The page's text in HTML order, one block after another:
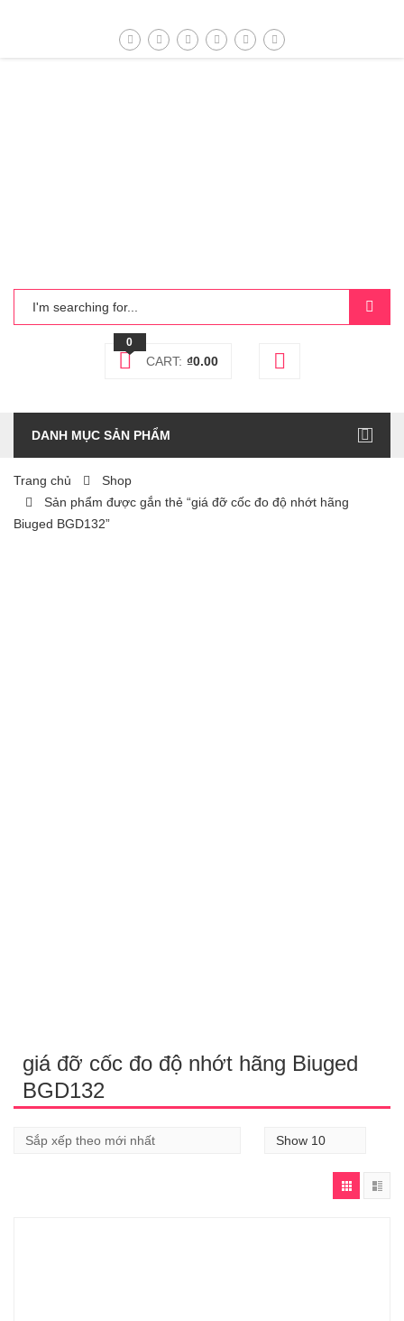
0
CART: ₫0.00
DANH MỤC SẢN PHẨM
Trang chủ
Shop
Sản phẩm được gắn thẻ “giá đỡ cốc đo độ nhớt hãng
Biuged BGD132”
giá đỡ cốc đo độ nhớt hãng Biuged
BGD132